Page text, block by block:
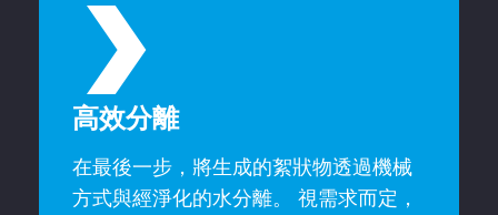
高效分離
在最後一步，將生成的絮狀物透過機械
方式與經淨化的水分離。 視需求而定，